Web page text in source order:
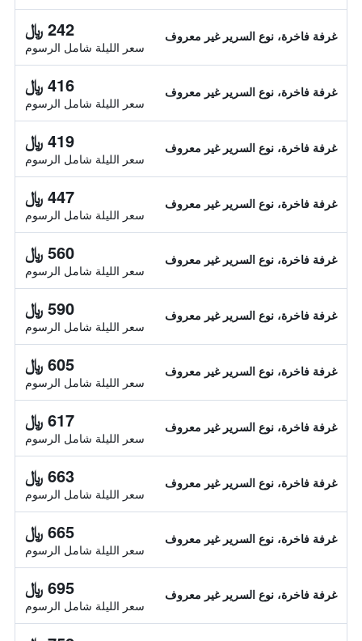
غرفة فاخرة، نوع السرير غير معروف 242 ﷼
سعر الليلة شامل الرسوم
غرفة فاخرة، نوع السرير غير معروف 416 ﷼
سعر الليلة شامل الرسوم
غرفة فاخرة، نوع السرير غير معروف 419 ﷼
سعر الليلة شامل الرسوم
غرفة فاخرة، نوع السرير غير معروف 447 ﷼
سعر الليلة شامل الرسوم
غرفة فاخرة، نوع السرير غير معروف 560 ﷼
سعر الليلة شامل الرسوم
غرفة فاخرة، نوع السرير غير معروف 590 ﷼
سعر الليلة شامل الرسوم
غرفة فاخرة، نوع السرير غير معروف 605 ﷼
سعر الليلة شامل الرسوم
غرفة فاخرة، نوع السرير غير معروف 617 ﷼
سعر الليلة شامل الرسوم
غرفة فاخرة، نوع السرير غير معروف 663 ﷼
سعر الليلة شامل الرسوم
غرفة فاخرة، نوع السرير غير معروف 665 ﷼
سعر الليلة شامل الرسوم
غرفة فاخرة، نوع السرير غير معروف 695 ﷼
سعر الليلة شامل الرسوم